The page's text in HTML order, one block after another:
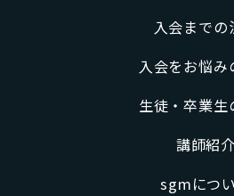
入会までの
入会をお悩み
生徒・卒業生
講師紹介
sgmにつ